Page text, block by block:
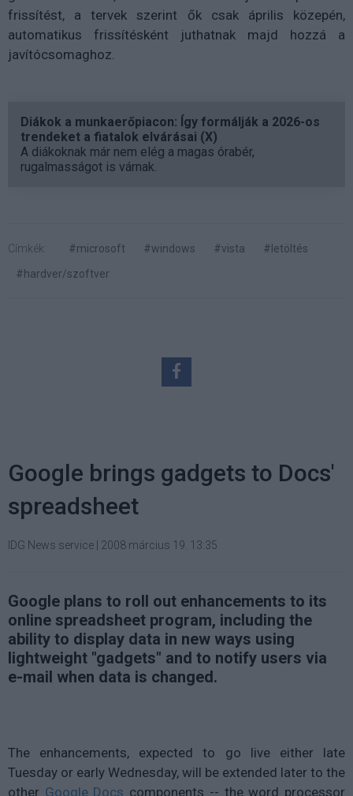
frissítést, a tervek szerint ők csak április közepén,
automatikus frissítésként juthatnak majd hozzá a
javítócsomaghoz.
Diákok a munkaerőpiacon: Így formálják a 2026-os
trendeket a fiatalok elvárásai (X)
A diákoknak már nem elég a magas órabér,
rugalmasságot is várnak.
Címkék: #microsoft #windows #vista
#letöltés
#hardver/szoftver
Google brings gadgets to Docs'
spreadsheet
IDG News service 2008 március 19. 13:35
Google plans to roll out enhancements to its
online spreadsheet program, including the
ability to display data in new ways using
lightweight "gadgets" and to notify users via
e-mail when data is changed.
The enhancements, expected to go live either late
Tuesday or early Wednesday, will be extended later to the
other Google Docs components -- the word processor